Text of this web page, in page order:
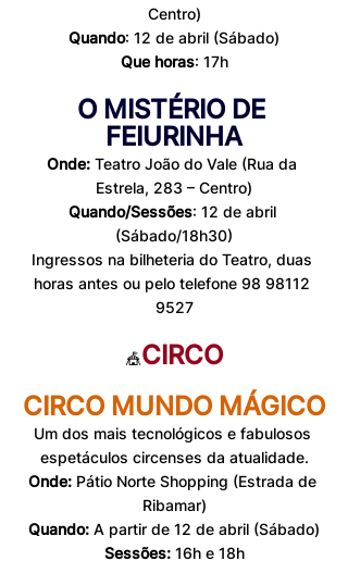
Centro)
Quando: 12 de abril (Sábado)
Que horas: 17h
O MISTÉRIO DE
FEIURINHA
Onde: Teatro João do Vale (Rua da
Estrela, 283 – Centro)
Quando/Sessões: 12 de abril
(Sábado/18h30)
Ingressos na bilheteria do Teatro, duas
horas antes ou pelo telefone 98 98112
9527
🎪CIRCO
CIRCO MUNDO MÁGICO
Um dos mais tecnológicos e fabulosos
espetáculos circenses da atualidade.
Onde: Pátio Norte Shopping (Estrada de
Ribamar)
Quando: A partir de 12 de abril (Sábado)
Sessões: 16h e 18h